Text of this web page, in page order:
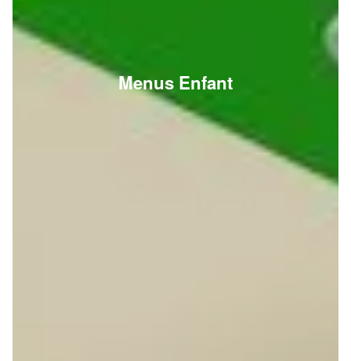
Menus Enfant